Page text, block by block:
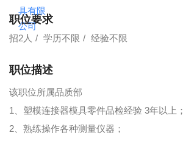
职位要求
招2人 学历不限 经验不限
职位描述
该职位所属品质部
1、塑模连接器模具零件品检经验 3年以上；
2、熟练操作各种测量仪器；